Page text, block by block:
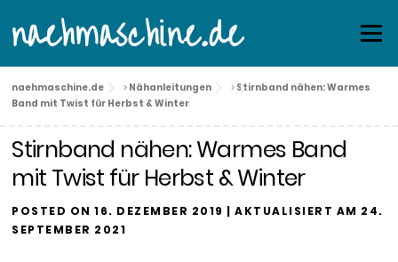
to
content
naehmaschine.de Menu
naehmaschine.de > Nähanleitungen > Stirnband nähen: Warmes
Band mit Twist für Herbst & Winter
Stirnband nähen: Warmes Band
mit Twist für Herbst & Winter
POSTED ON16. DEZEMBER 2019 | AKTUALISIERT AM 24.
SEPTEMBER 2021